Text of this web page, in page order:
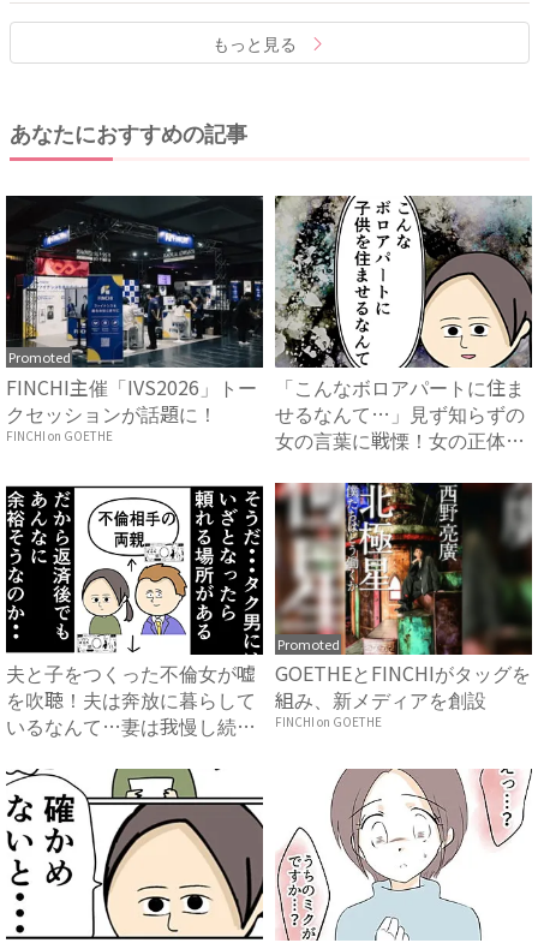
もっと見る
あなたにおすすめの記事
Promoted
FINCHI主催「IVS2026」トー
クセッションが話題に！
FINCHI on GOETHE
「こんなボロアパートに住ま
せるなんて…」見ず知らずの
女の言葉に戦慄！女の正体
夫と子をつくった不倫女が嘘
を吹聴！夫は奔放に暮らして
いるなんて…妻は我慢し続け
Promoted
GOETHEとFINCHIがタッグを
組み、新メディアを創設
FINCHI on GOETHE